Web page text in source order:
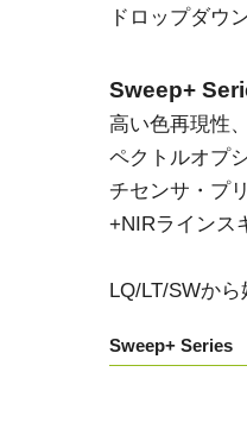
ドロップダウ
Sweep+
高い色再現性
ペクトルオプ
チセンサ・プ
+NIRラインス
LQ/LT/SWから
Sweep+ Series